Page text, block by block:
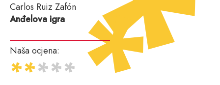
Carlos Ruiz Zafón
Anđelova igra
Naša ocjena: